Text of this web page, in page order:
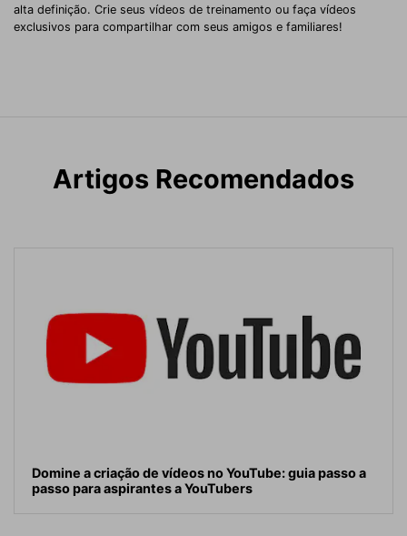
alta definição. Crie seus vídeos de treinamento ou faça vídeos
exclusivos para compartilhar com seus amigos e familiares!
Artigos Recomendados
Domine a criação de vídeos no YouTube: guia passo a
passo para aspirantes a YouTubers